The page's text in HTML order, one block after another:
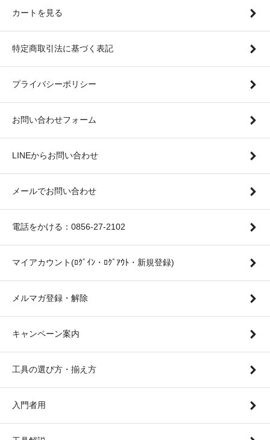
カートを見る
特定商取引法に基づく表記
プライバシーポリシー
お問い合わせフォーム
LINEからお問い合わせ
メールでお問い合わせ
電話をかける：0856-27-2102
マイアカウント(ﾛｸﾞｲﾝ・ﾛｸﾞｱｳﾄ・新規登録)
メルマガ登録・解除
キャンペーン案内
工具の選び方・揃え方
入門者用